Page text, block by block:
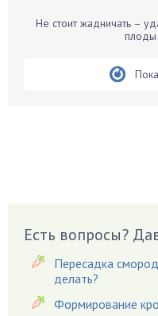
Бирючина
Вишня
Вредители
Гардения
Гацания
Не стоит жадничать –
плоды
Есть вопросы?
Пересадка
делать?
Формирование